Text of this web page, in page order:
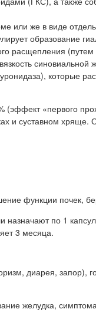
или же в виде
образование
расщепления (путем
синовиальной
которые
«первого
и суставном хряще.
функции почек,
по 1
3 месяца.
диарея, запор),
желудка,